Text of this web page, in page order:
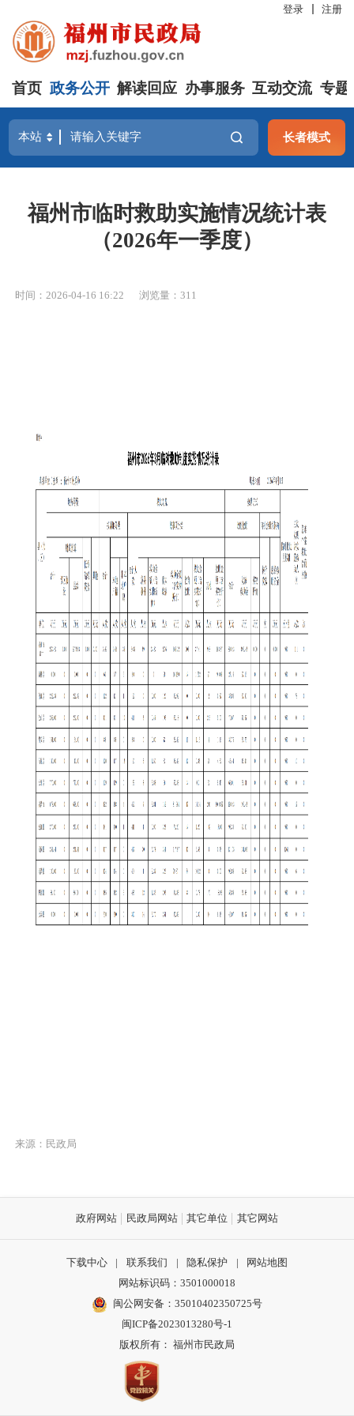
登录 注册
首页 政务公开 解读回应 办事服务 互动交流 专题
长者模式
福州市临时救助实施情况统计表
（2026年一季度）
时间：2026-04-16 16:22 浏览量：311
来源：民政局
政府网站 民政局网站 其它单位 其它网站
下载中心 | 联系我们 | 隐私保护 |
网站地图
网站标识码：3501000018
闽公网安备：35010402350725号
闽ICP备2023013280号-1
版权所有： 福州市民政局